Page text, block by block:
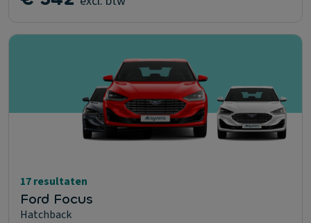
17 resultaten
Ford Focus
Hatchback